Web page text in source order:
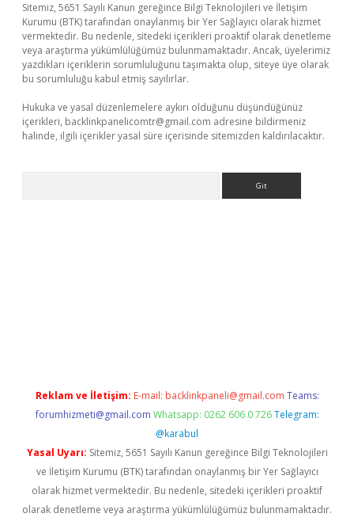
Sitemiz, 5651 Sayılı Kanun gereğince Bilgi Teknolojileri ve İletişim
Kurumu (BTK) tarafından onaylanmış bir Yer Sağlayıcı olarak hizmet
vermektedir. Bu nedenle, sitedeki içerikleri proaktif olarak denetleme
veya araştırma yükümlülüğümüz bulunmamaktadır. Ancak, üyelerimiz
yazdıkları içeriklerin sorumluluğunu taşımakta olup, siteye üye olarak
bu sorumluluğu kabul etmiş sayılırlar.
Hukuka ve yasal düzenlemelere aykırı olduğunu düşündüğünüz
içerikleri, backlinkpanelicomtr@gmail.com adresine bildirmeniz
halinde, ilgili içerikler yasal süre içerisinde sitemizden kaldırılacaktır.
Reklam ve İletişim: E-mail: backlinkpaneli@gmail.com Teams:
forumhizmeti@gmail.com Whatsapp: 0262 606 0 726 Telegram:
@karabul
Yasal Uyarı: Sitemiz, 5651 Sayılı Kanun gereğince Bilgi Teknolojileri
ve İletişim Kurumu (BTK) tarafından onaylanmış bir Yer Sağlayıcı
olarak hizmet vermektedir. Bu nedenle, sitedeki içerikleri proaktif
olarak denetleme veya araştırma yükümlülüğümüz bulunmamaktadır.